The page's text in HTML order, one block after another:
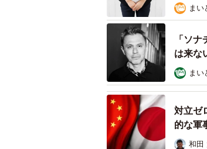
大夜景・夜景百選』『
豪雪で新潟旅行を断念
がでしょうか。
明日以降に
ホテルの
が、今新潟
ひ読んでい
まい
「ソ
は来な
まい
対立ゼ
的な軍
和田